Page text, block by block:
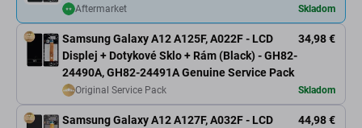
Aftermarket Skladom
Samsung Galaxy A12 A125F, A022F - LCD
Displej + Dotykové Sklo + Rám (Black) - GH82-
24490A, GH82-24491A Genuine Service Pack
34,98 €
Original Service Pack Skladom
Samsung Galaxy A12 A127F, A032F - LCD
44,98 €